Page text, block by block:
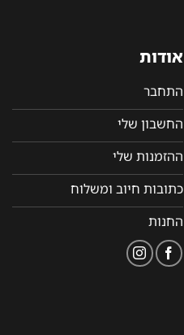
אודות
התחבר
החשבון שלי
ההזמנות שלי
כתובות חיוב ומשלוח
החנות